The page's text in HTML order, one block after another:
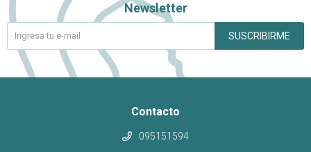
Contacto
095151594
Newsletter
SUSCRIBIRME